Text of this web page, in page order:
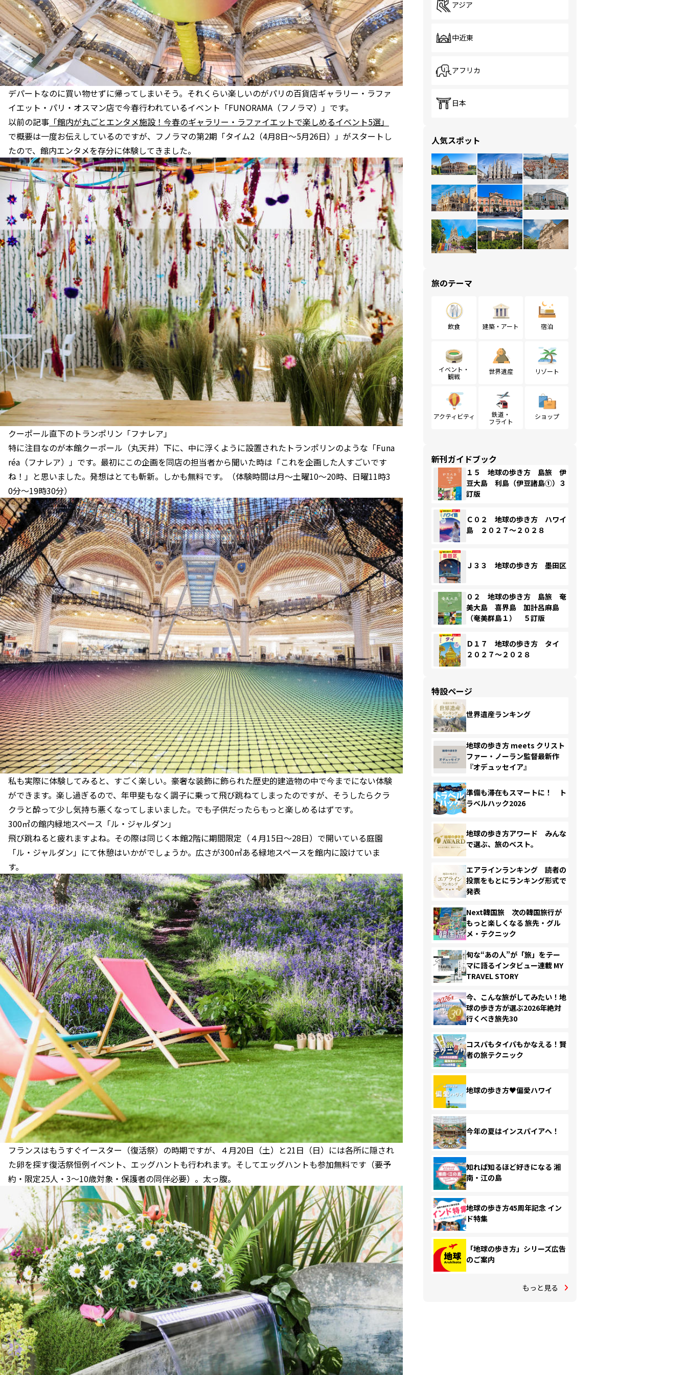
デパートなのに買い物せずに帰ってしまいそう。それくらい楽しいのがパリの百貨店ギャラリー・ラファ
イエット・パリ・オスマン店で今春行われているイベント「FUNORAMA（フノラマ）」です。
以前の記事 「館内が丸ごとエンタメ施設！今春のギャラリー・ラファイエットで楽しめるイベント5選」
で概要は一度お伝えしているのですが、フノラマの第2期「タイム2（4月8日〜5月26日）」がスタートし
たので、館内エンタメを存分に体験してきました。
クーポール直下のトランポリン「フナレア」
特に注目なのが本館クーポール（丸天井）下に、中に浮くように設置されたトランポリンのような「Funa
réa（フナレア）」です。最初にこの企画を同店の担当者から聞いた時は「これを企画した人すごいです
ね！」と思いました。発想はとても斬新。しかも無料です。（体験時間は月〜土曜10〜20時、日曜11時3
0分〜19時30分）
私も実際に体験してみると、すごく楽しい。豪奢な装飾に飾られた歴史的建造物の中で今までにない体験
ができます。楽し過ぎるので、年甲斐もなく調子に乗って飛び跳ねてしまったのですが、そうしたらクラ
クラと酔って少し気持ち悪くなってしまいました。でも子供だったらもっと楽しめるはずです。
300㎡の館内緑地スペース「ル・ジャルダン」
飛び跳ねると疲れますよね。その際は同じく本館2階に期間限定（４月15日〜28日）で開いている庭園
「ル・ジャルダン」にて休憩はいかがでしょうか。広さが300㎡ある緑地スペースを館内に設けていま
す。
フランスはもうすぐイースター（復活祭）の時期ですが、４月20日（土）と21日（日）には各所に隠され
た卵を探す復活祭恒例イベント、エッグハントも行われます。そしてエッグハントも参加無料です（要予
約・限定25人・3〜10歳対象・保護者の同伴必要）。太っ腹。
アジア
中近東
アフリカ
日本
人気スポット
旅のテーマ
飲食 建築・アート 宿泊
イベント・
観戦
世界遺産 リゾート
アクティビティ
鉄道・
フライト
ショップ
新刊ガイドブック
１５ 地球の歩き方 島旅 伊
豆大島 利島（伊豆諸島①）３
訂版
Ｃ０２ 地球の歩き方 ハワイ
島 ２０２７～２０２８
Ｊ３３ 地球の歩き方 墨田区
０２ 地球の歩き方 島旅 奄
美大島 喜界島 加計呂麻島
（奄美群島１） ５訂版
Ｄ１７ 地球の歩き方 タイ
２０２７～２０２８
特設ページ
世界遺産ランキング
地球の歩き方 meets クリスト
ファー・ノーラン監督最新作
『オデュッセイア』
準備も滞在もスマートに！ ト
ラベルハック2026
地球の歩き方アワード みんな
で選ぶ、旅のベスト。
エアラインランキング 読者の
投票をもとにランキング形式で
発表
Next韓国旅 次の韓国旅行が
もっと楽しくなる 旅先・グル
メ・テクニック
旬な“あの人”が「旅」をテー
マに語るインタビュー連載 MY
TRAVEL STORY
今、こんな旅がしてみたい！地
球の歩き方が選ぶ2026年絶対
行くべき旅先30
コスパもタイパもかなえる！賢
者の旅テクニック
地球の歩き方♥偏愛ハワイ
今年の夏はインスパイアへ！
知れば知るほど好きになる 湘
南・江の島
地球の歩き方45周年記念 イン
ド特集
「地球の歩き方」シリーズ広告
のご案内
もっと見る